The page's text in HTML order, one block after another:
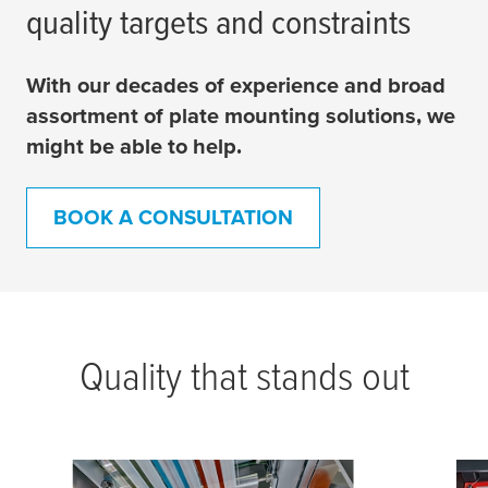
quality targets and constraints
With our decades of experience and broad
assortment of plate mounting solutions, we
might be able to help.
BOOK A CONSULTATION
Quality that stands out